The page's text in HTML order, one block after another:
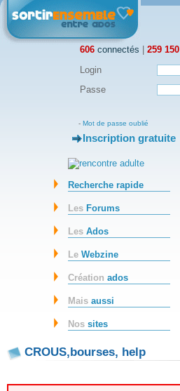
606 connectés | 259 150
Login
Passe
- Mot de passe oublié
-Inscription gratuite
Recherche rapide
Les Forums
LesAdos
LeWebzine
Créationados
Maisaussi
Nossites
CROUS,bourses, help